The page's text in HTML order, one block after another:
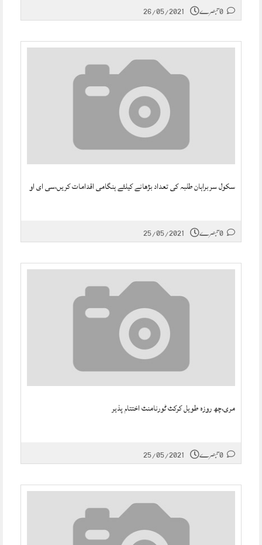
26/05/2021
سکول سربراہان طلبہ کی تعداد بڑھانے کیلئے ہنگامی اقدامات کریں،سی ای او
25/05/2021
مری،چھ روزہ طویل کرکٹ ٹورنامنٹ اختتام پذیر
25/05/2021